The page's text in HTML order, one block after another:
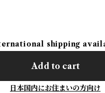
shipping
Add to cart
日本国内にお住まいの方向け